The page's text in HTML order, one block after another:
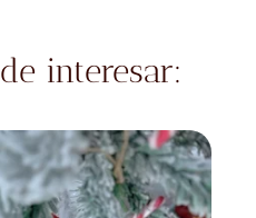
interesar: